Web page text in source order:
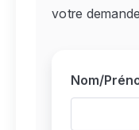
votre
Nom/